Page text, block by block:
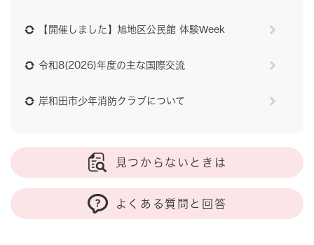
【開催しました】旭地区公民館 体験Week
令和8(2026)年度の主な国際交流
岸和田市少年消防クラブについて
見つからないときは
よくある質問と回答